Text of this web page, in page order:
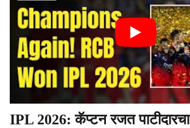
IPL 2026: कॅप्टन रजत पाटीदारचा